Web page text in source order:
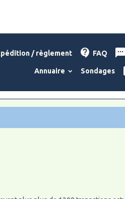
/ règlement FAQ
Annuaire Sondages